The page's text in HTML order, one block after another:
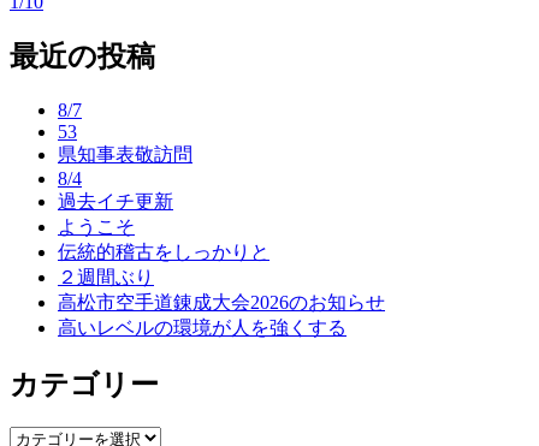
投
稿
最近の投稿
8/7
53
県知事表敬訪問
8/4
過去イチ更新
ようこそ
伝統的稽古をしっかりと
２週間ぶり
高松市空手道錬成大会2026のお知らせ
高いレベルの環境が人を強くする
カテゴリー
カ